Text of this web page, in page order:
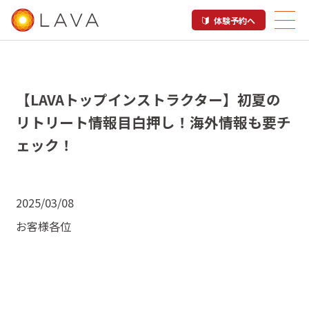
体験予約へ
【LAVAトップインストラクター】初夏の
リトリート情報目白押し！海外情報も要チ
ェック！
2025/03/08
お客様各位